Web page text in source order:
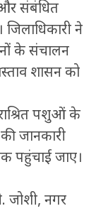
संबंधित
जिलाधिकारी ने
के संचालन
शासन को
पशुओं के
जानकारी
पहुंचाई जाए।
जोशी, नगर